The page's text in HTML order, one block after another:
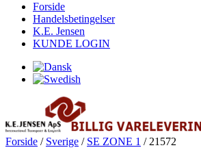
Forside
Handelsbetingelser
K.E. Jensen
KUNDE LOGIN
Forside / Sverige / SE ZONE 1 / 21572